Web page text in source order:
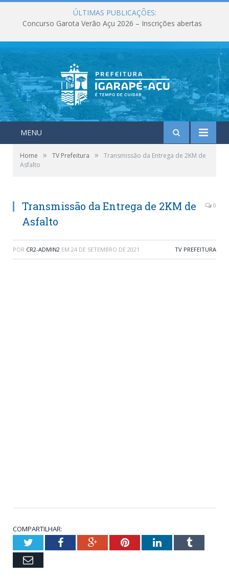
ÚLTIMAS PUBLICAÇÕES:
Concurso Garota Verão Açu 2026 – Inscrições abertas
MENU
Home » TV Prefeitura »
Transmissão da Entrega de 2KM de
Asfalto
Transmissão da Entrega de 2KM de
Asfalto
0
POR CR2-ADMIN2 EM 24 DE SETEMBRO DE 2021 TV PREFEITURA
COMPARTILHAR:
TwitterFacebookGoogle+PinterestLinkedInTumblr
Email